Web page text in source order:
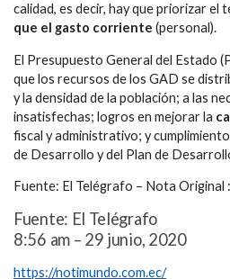
calidad, es decir, hay que priorizar el
que el gasto corriente (personal).
El Presupuesto General del Estado
que los recursos de los GAD se
y la densidad de la población; a las
insatisfechas; logros en mejorar la
fiscal y administrativo; y
de Desarrollo y del Plan de
Fuente: El Telégrafo – Nota Original :
Fuente: El Telégrafo
8:56 am – 29 junio, 2020
https://notimundo.com.ec/